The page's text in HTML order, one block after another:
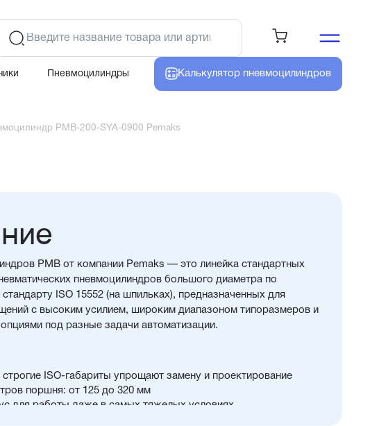
Пневмоцилиндры Калькулятор пневмоцилиндров
PMB-200-SYA-0900 Pemaks
PMB от компании Pemaks — это линейка стандартных
пневмоцилиндров большого диаметра по
ISO 15552 (на шпильках), предназначенных для
с высоким усилием, широким диапазоном типоразмеров и
под разные задачи автоматизации.
ISO-габариты упрощают замену и проектирование
поршня: от 125 до 320 мм
для работы даже в самых тяжелых условиях